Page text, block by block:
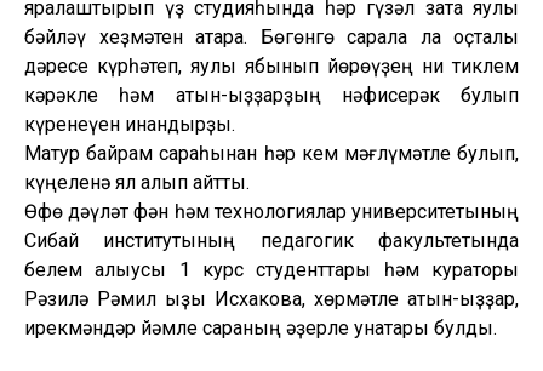
яраҡлаштырып үҙ студияһында һәр гүзәл затҡа яулыҡ
бәйләү хеҙмәтен атҡара. Бөгөнгө сарала ла оҫталыҡ
дәресе күрһәтеп, яулыҡ ябынып йөрөүҙең ни тиклем
кәрәкле һәм ҡатын-ҡыҙҙарҙың нәфисерәк булып
күренеүен инандырҙы.
Матур байрам сараһынан һәр кем мәғлүмәтле булып,
күңеленә ял алып ҡайтты.
Өфө дәүләт фән һәм технологиялар университетының
Сибай институтының педагогик факультетында
белем алыусы 1 курс студенттары һәм кураторы
Рәзилә Рәмил ҡыҙы Исхакова, хөрмәтле ҡатын-ҡыҙҙар,
ирекмәндәр йәмле сараның ҡәҙерле ҡунаҡтары булды.